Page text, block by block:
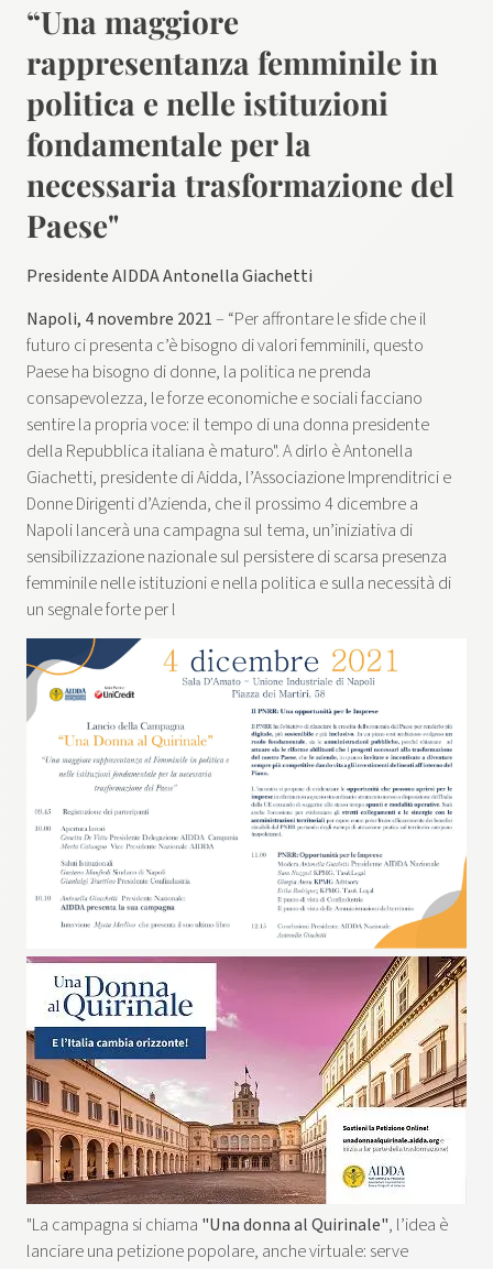
“Una maggiore
rappresentanza femminile in
politica e nelle istituzioni
fondamentale per la
necessaria trasformazione del
Paese"
Presidente AIDDA Antonella Giachetti
Napoli, 4 novembre 2021– “Per affrontare le sfide che il
futuro ci presenta c’è bisogno di valori femminili, questo
Paese ha bisogno di donne, la politica ne prenda
consapevolezza, le forze economiche e sociali facciano
sentire la propria voce: il tempo di una donna presidente
della Repubblica italiana è maturo". A dirlo è Antonella
Giachetti, presidente di Aidda, l’Associazione Imprenditrici e
Donne Dirigenti d’Azienda, che il prossimo 4 dicembre a
Napoli lancerà una campagna sul tema, un’iniziativa di
sensibilizzazione nazionale sul persistere di scarsa presenza
femminile nelle istituzioni e nella politica e sulla necessità di
un segnale forte per l
"La campagna si chiama "Una donna al Quirinale", l’idea è
lanciare una petizione popolare, anche virtuale: serve